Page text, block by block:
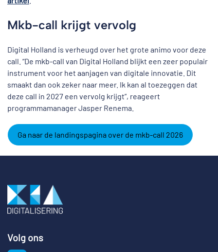
Mkb-call krijgt vervolg
Digital Holland is verheugd over het grote animo voor deze
call. “De mkb-call van Digital Holland blijkt een zeer populair
instrument voor het aanjagen van digitale innovatie. Dit
smaakt dan ook zeker naar meer. Ik kan al toezeggen dat
deze call in 2027 een vervolg krijgt”, reageert
programmamanager Jasper Renema.
Ga naar de landingspagina over de mkb-call 2026
Volg ons